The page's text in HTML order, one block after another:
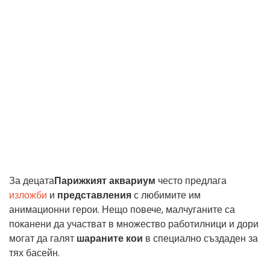
За децатаПарижкият аквариум често предлага
изложби и представленияс любимите им
анимационни герои. Нещо повече, малчуганите са
поканени да участват в множество работилници и дори
могат да галят шараните кои в специално създаден за
тях басейн.